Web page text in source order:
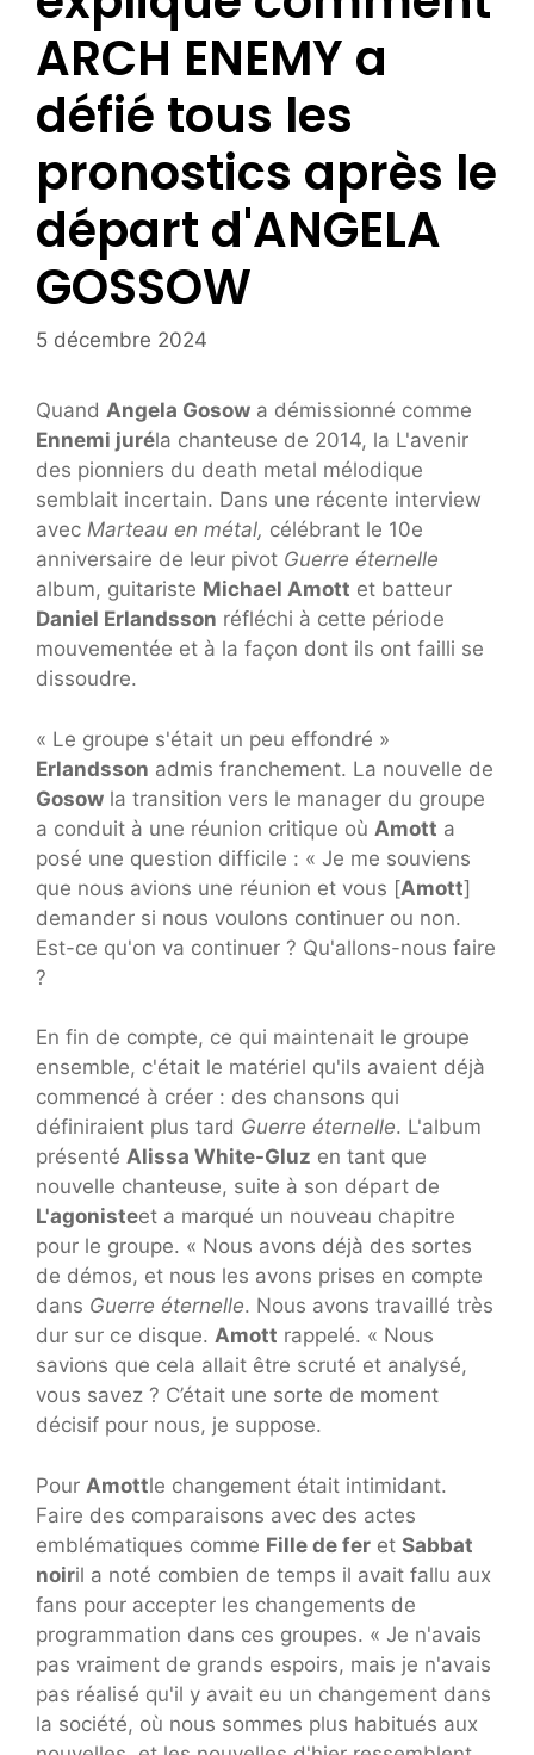
ARCH ENEMY a
défié tous les
pronostics après le
départ d'ANGELA
GOSSOW
5 décembre 2024
Quand Angela Gosow a démissionné comme
Ennemi juréla chanteuse de 2014, la L'avenir
des pionniers du death metal mélodique
semblait incertain. Dans une récente interview
avec Marteau en métal, célébrant le 10e
anniversaire de leur pivot Guerre éternelle
album, guitariste Michael Amott et batteur
Daniel Erlandsson réfléchi à cette période
mouvementée et à la façon dont ils ont failli se
dissoudre.
« Le groupe s'était un peu effondré »
Erlandsson admis franchement. La nouvelle de
Gosow la transition vers le manager du groupe
a conduit à une réunion critique où Amott a
posé une question difficile : « Je me souviens
que nous avions une réunion et vous [Amott]
demander si nous voulons continuer ou non.
Est-ce qu'on va continuer ? Qu'allons-nous faire
?
En fin de compte, ce qui maintenait le groupe
ensemble, c'était le matériel qu'ils avaient déjà
commencé à créer : des chansons qui
définiraient plus tard Guerre éternelle. L'album
présenté Alissa White-Gluz en tant que
nouvelle chanteuse, suite à son départ de
L'agonisteet a marqué un nouveau chapitre
pour le groupe. « Nous avons déjà des sortes
de démos, et nous les avons prises en compte
dans Guerre éternelle. Nous avons travaillé très
dur sur ce disque. Amott rappelé. « Nous
savions que cela allait être scruté et analysé,
vous savez ? C’était une sorte de moment
décisif pour nous, je suppose.
Pour Amottle changement était intimidant.
Faire des comparaisons avec des actes
emblématiques comme Fille de fer et Sabbat
noiril a noté combien de temps il avait fallu aux
fans pour accepter les changements de
programmation dans ces groupes. « Je n'avais
pas vraiment de grands espoirs, mais je n'avais
pas réalisé qu'il y avait eu un changement dans
la société, où nous sommes plus habitués aux